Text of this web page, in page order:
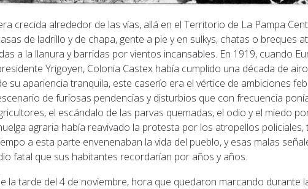
crecida alrededor de las vías, allá en el Territorio de La Pampa
de ladrillo y de chapa, gente a pie y en sulkys, chatas o breques
a la llanura y barridas por vientos incansables. En 1919, cuando
Yrigoyen, Colonia Castex había cumplido una década de
su apariencia tranquila, este caserío era el vértice de ambiciones
de furiosas pendencias y disturbios que con frecuencia
el escándalo de las parvas quemadas, el odio y el miedo
agraria había reavivado la protesta por los atropellos
a esta parte envenenaban la vida del pueblo, y esas malas
fatal que sus habitantes recordarían por años y años.
la tarde del 4 de noviembre, hora que quedaron marcando durante